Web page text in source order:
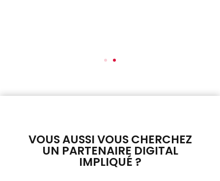
VOUS AUSSI VOUS CHERCHEZ
UN PARTENAIRE DIGITAL
IMPLIQUÉ ?